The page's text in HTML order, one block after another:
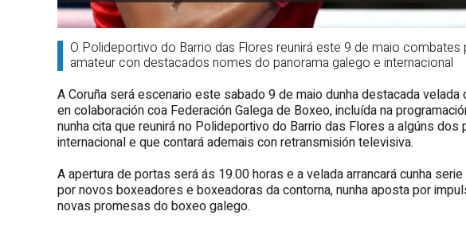
O Polideportivo do Barrio das Flores reunirá este 9 de maio
amateur con destacados nomes do panorama galego e internacional
A Coruña será escenario este sabado 9 de maio dunha destacada
en colaboración coa Federación Galega de Boxeo, incluída na
nunha cita que reunirá no Polideportivo do Barrio das Flores a algúns
internacional e que contará ademais con retransmisión televisiva.
A apertura de portas será ás 19.00 horas e a velada arrancará cunha
por novos boxeadores e boxeadoras da contorna, nunha aposta por
novas promesas do boxeo galego.